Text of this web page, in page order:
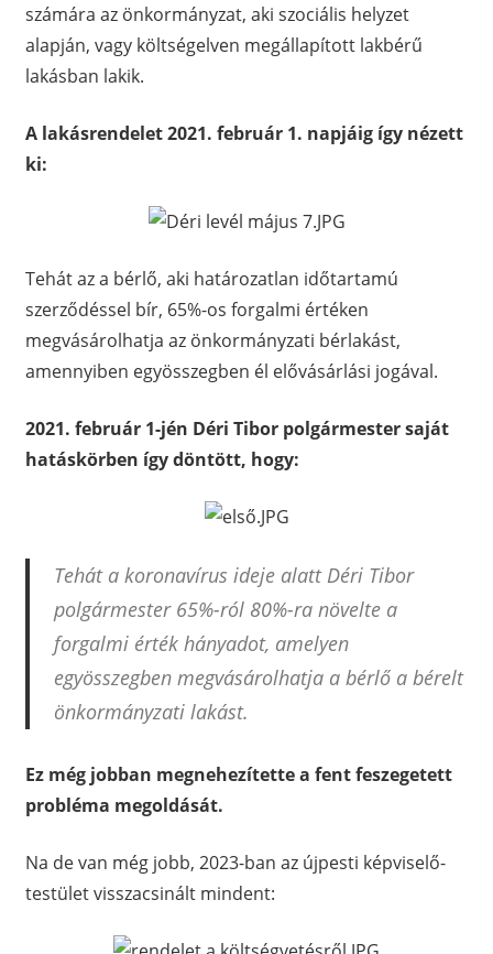
számára az önkormányzat, aki szociális helyzet
alapján, vagy költségelven megállapított lakbérű
lakásban lakik.
A lakásrendelet 2021. február 1. napjáig így nézett
ki:
Tehát az a bérlő, aki határozatlan időtartamú
szerződéssel bír, 65%-os forgalmi értéken
megvásárolhatja az önkormányzati bérlakást,
amennyiben egyösszegben él elővásárlási jogával.
2021. február 1-jén Déri Tibor polgármester saját
hatáskörben így döntött, hogy:
Tehát a koronavírus ideje alatt Déri Tibor
polgármester 65%-ról 80%-ra növelte a
forgalmi érték hányadot, amelyen
egyösszegben megvásárolhatja a bérlő a bérelt
önkormányzati lakást.
Ez még jobban megnehezítette a fent feszegetett
probléma megoldását.
Na de van még jobb, 2023-ban az újpesti képviselő-
testület visszacsinált mindent: